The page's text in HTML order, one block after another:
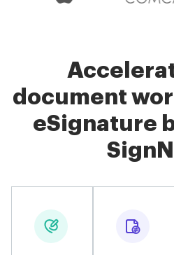
document
eSignature